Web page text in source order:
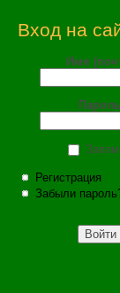
Вход на
Имя
Пароль
Регистрация
Забыли